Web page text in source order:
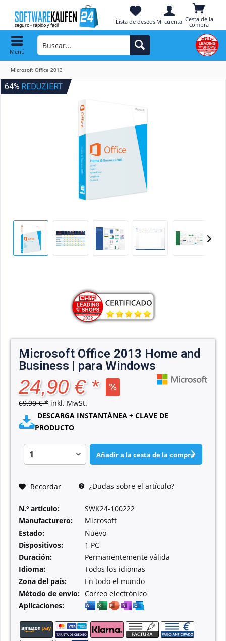
Cesta de la
compra
Lista de deseos Mi cuenta
Menú
Microsoft Office 2013
64% REDUZIERT
Microsoft Office 2013 Home and
Business | para Windows
24,90 € *
69,90 € * inkl. MwSt.
DESCARGA INSTANTÁNEA + CLAVE DE
PRODUCTO
Añadir a la cesta de la compra
Recordar ¿Dudas sobre el artículo?
N.º artículo:
SWK24-100222
Manufacturero:
Microsoft
Estado:
Nuevo
Dispositivos:
1 PC
Duración:
Permanentemente válida
Idioma:
Todos los idiomas
Zona del país:
En todo el mundo
Método de envío: Correo electrónico
Aplicaciones: